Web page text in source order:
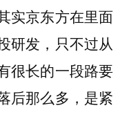
实京东方在里面
研发，只不过从
很长的一段路要
后那么多，是紧